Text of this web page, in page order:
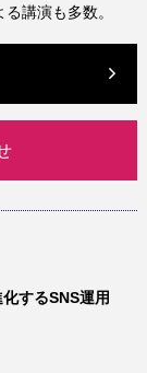
講演も多数。
するSNS運用